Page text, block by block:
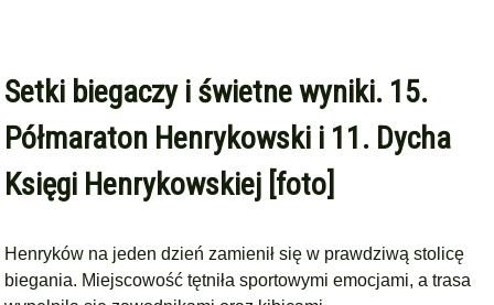
Setki biegaczy i świetne wyniki. 15.
Półmaraton Henrykowski i 11. Dycha
Księgi Henrykowskiej [foto]
Henryków na jeden dzień zamienił się w prawdziwą stolicę
biegania. Miejscowość tętniła sportowymi emocjami, a trasa